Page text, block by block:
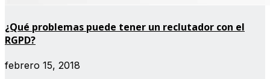
¿Qué problemas puede tener un reclutador con el
RGPD?
febrero 15, 2018